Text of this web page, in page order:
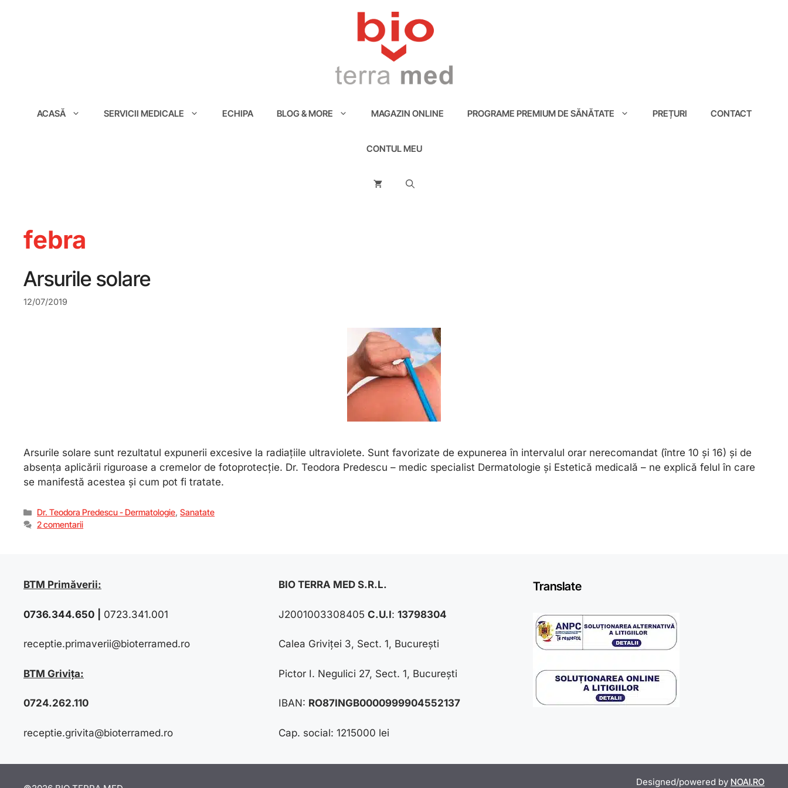
ACASĂ SERVICII MEDICALE ECHIPA BLOG & MORE MAGAZIN ONLINE PROGRAME PREMIUM DE SĂNĂTATE PREȚURI CONTACT
CONTUL MEU
febra
Arsurile solare
12/07/2019
Arsurile solare sunt rezultatul expunerii excesive la radiațiile ultraviolete. Sunt favorizate de expunerea în intervalul orar nerecomandat (între 10 și 16) și de
absența aplicării riguroase a cremelor de fotoprotecție. Dr. Teodora Predescu – medic specialist Dermatologie și Estetică medicală – ne explică felul în care
se manifestă acestea și cum pot fi tratate.
Dr. Teodora Predescu - Dermatologie,Sanatate
2 comentarii
BTM Primăverii:
0736.344.650 0723.341.001
receptie.primaverii@bioterramed.ro
BTM Grivița:
0724.262.110
receptie.grivita@bioterramed.ro
BIO TERRA MED S.R.L.
J2001003308405 C.U.I: 13798304
Calea Griviței 3, Sect. 1, București
Pictor I. Negulici 27, Sect. 1, București
IBAN: RO87INGB0000999904552137
Cap. social: 1215000 lei
Translate
Designed/powered by NOAI.RO